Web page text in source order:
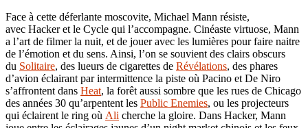
Face à cette déferlante moscovite, Michael Mann résiste,
avec Hacker et le Cycle qui l’accompagne. Cinéaste virtuose, Mann
a l’art de filmer la nuit, et de jouer avec les lumières pour faire naitre
de l’émotion et du sens. Ainsi, l’on se souvient des clairs obscurs
du Solitaire, des lueurs de cigarettes de Révélations, des phares
d’avion éclairant par intermittence la piste où Pacino et De Niro
s’affrontent dans Heat, la forêt aussi sombre que les rues de Chicago
des années 30 qu’arpentent les Public Enemies, ou les projecteurs
qui éclairent le ring où Ali cherche la gloire. Dans Hacker, Mann